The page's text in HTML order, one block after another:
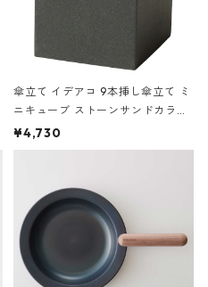
傘立て イデアコ 9本挿し傘立て ミ
ニキューブ ストーンサンドカラー
石調 ideaco Umbrella Stand CUB
E ストーンサンドブラック
¥4,730